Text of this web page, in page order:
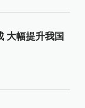
大幅提升我国